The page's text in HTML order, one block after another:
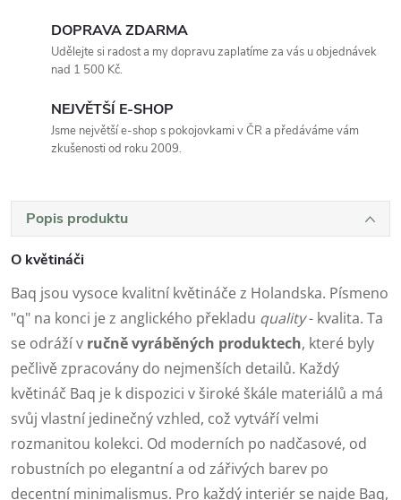
DOPRAVA ZDARMA
Udělejte si radost a my dopravu zaplatíme za vás u objednávek
nad 1 500 Kč.
NEJVĚTŠÍ E-SHOP
Jsme největší e-shop s pokojovkami v ČR a předáváme vám
zkušenosti od roku 2009.
Popis produktu
O květináči
Baq jsou vysoce kvalitní květináče z Holandska. Písmeno
"q" na konci je z anglického překladu quality- kvalita. Ta
se odráží v ručně vyráběných produktech, které byly
pečlivě zpracovány do nejmenších detailů. Každý
květináč Baq je k dispozici v široké škále materiálů a má
svůj vlastní jedinečný vzhled, což vytváří velmi
rozmanitou kolekci. Od moderních po nadčasové, od
robustních po elegantní a od zářivých barev po
decentní minimalismus. Pro každý interiér se najde Baq,